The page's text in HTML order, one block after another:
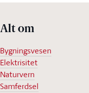
Alt om
Bygningsvesen
Elektrisitet
Naturvern
Samferdsel